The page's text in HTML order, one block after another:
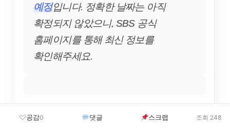
예정입니다. 정확한 날짜는 아직
확정되지 않았으니, SBS 공식
홈페이지를 통해 최신 정보를
확인해주세요.
Q. 굿파트너2의 주연 배우는 누
공감0 댓글 스크랩 조회 248